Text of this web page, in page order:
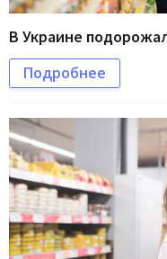
В Украине
Подробнее